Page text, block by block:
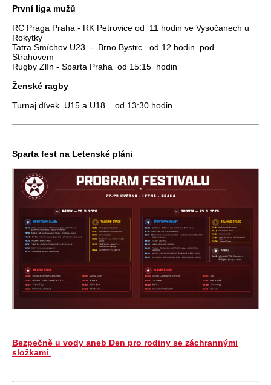
První liga mužů
RC Praga Praha - RK Petrovice od 11 hodin ve Vysočanech u
Rokytky
Tatra Smíchov U23 - Brno Bystrc od 12 hodin pod
Strahovem
Rugby Zlín - Sparta Praha od 15:15 hodin
Ženské ragby
Turnaj dívek U15 a U18 od 13:30 hodin
Sparta fest na Letenské pláni
Bezpečně u vody aneb Den pro rodiny se záchrannými
složkami